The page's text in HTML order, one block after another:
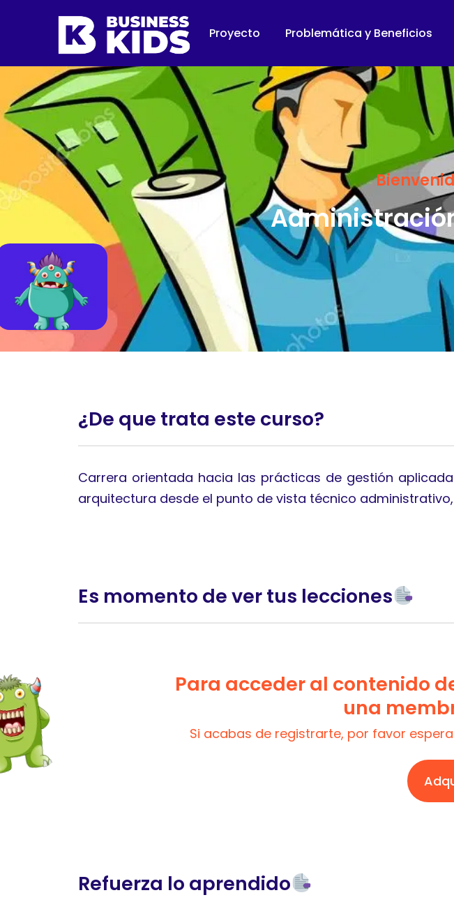
Proyecto Problemática y Beneficios
¿De que trata este curso?
Carrera orientada hacia las prácticas de gestión
arquitectura desde el punto de vista técnico
Es momento de ver tus lecciones
Para acceder al contenido
una
Si acabas de registrarte, por favor
Refuerza lo aprendido